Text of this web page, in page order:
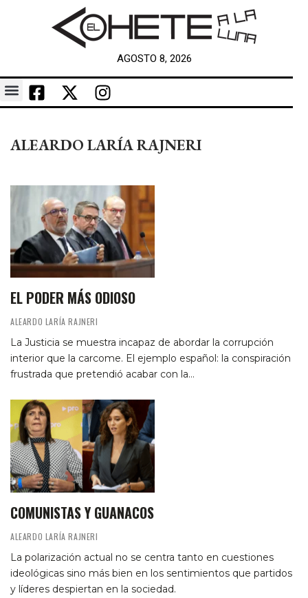
AGOSTO 8, 2026
ALEARDO LARÍA RAJNERI
EL PODER MÁS ODIOSO
ALEARDO LARÍA RAJNERI
La Justicia se muestra incapaz de abordar la corrupción
interior que la carcome. El ejemplo español: la conspiración
frustrada que pretendió acabar con la…
COMUNISTAS Y GUANACOS
ALEARDO LARÍA RAJNERI
La polarización actual no se centra tanto en cuestiones
ideológicas sino más bien en los sentimientos que partidos
y líderes despiertan en la sociedad.